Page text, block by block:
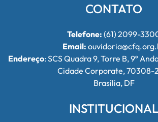
CONTATO
Telefone: (61) 2099-
Email:
Endereço: SCS Quadra 9, Torre B, 9º
Cidade Corporate, 70308-
Brasília, DF
INSTITUCIONAL